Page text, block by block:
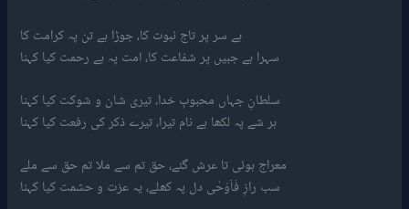
ہے سر پر تاج نبوت کا، جوڑا ہے تن پہ کرامت کا
سہرا ہے جبیں پر شفاعت کا، امت پہ ہے رحمت کیا کہنا
سلطانِ جہاں محبوبِ خدا، تیری شان و شوکت کیا کہنا
ہر شے پہ لکھا ہے نام تیرا، تیرے ذکر کی رفعت کیا کہنا
معراج ہوئی تا عرش گئے، حق تم سے ملا تم حق سے ملے
سب رازِ فَاَوْحٰی دل پہ کھلے، یہ عزت و حشمت کیا کہنا